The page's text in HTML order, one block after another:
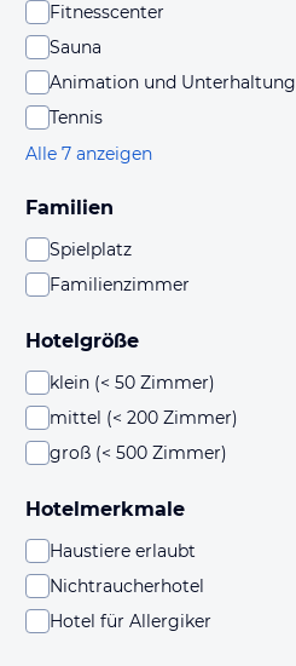
Fitnesscenter
Sauna
Animation und Unterhaltung
Tennis
Alle 7 anzeigen
Familien
Spielplatz
Familienzimmer
Hotelgröße
klein (< 50 Zimmer)
mittel (< 200 Zimmer)
groß (< 500 Zimmer)
Hotelmerkmale
Haustiere erlaubt
Nichtraucherhotel
Hotel für Allergiker